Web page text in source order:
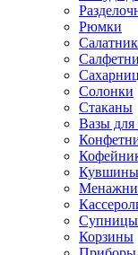
Рюмки
Солонки
Стаканы
Вазы для
Кувшины
Супницы
Корзины